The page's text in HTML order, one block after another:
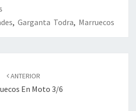
, Garganta Todra, Marruecos
ANTERIOR
En Moto 3/6